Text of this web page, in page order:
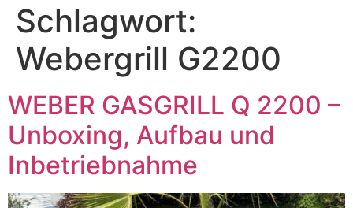
Schlagwort:
Webergrill G2200
WEBER GASGRILL Q 2200 –
Unboxing, Aufbau und
Inbetriebnahme